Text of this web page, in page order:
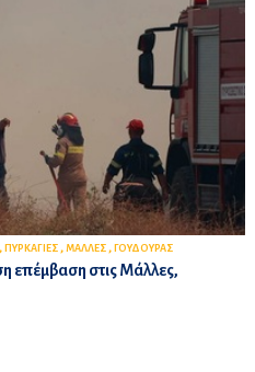
, ΠΥΡΚΑΓΙΕΣ , ΜΑΛΛΕΣ , ΓΟΥΔΟΥΡΑΣ
επέμβαση στις Μάλλες,